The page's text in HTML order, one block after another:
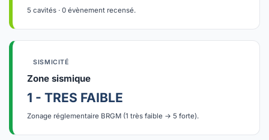
5 cavités · 0 évènement recensé.
SISMICITÉ
Zone sismique
1 - TRES FAIBLE
Zonage réglementaire BRGM (1 très faible → 5 forte).